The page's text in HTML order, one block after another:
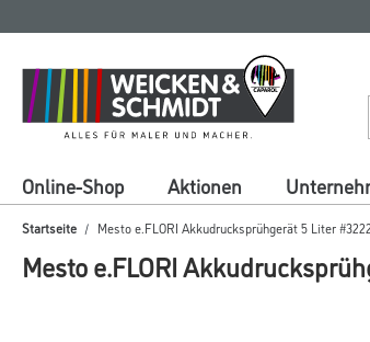
springen
springen
Online-Shop Aktionen
Startseite Mesto e.FLORI Akkudrucksprühgerät 5 Liter
Mesto e.FLORI